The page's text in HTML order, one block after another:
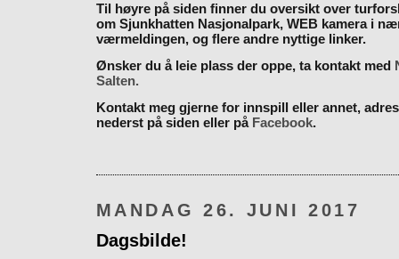
Til høyre på siden finner du oversikt over
om Sjunkhatten Nasjonalpark, WEB kamera i
værmeldingen, og flere andre nyttige linker.
Ønsker du å leie plass der oppe, ta kontakt med
Salten.
Kontakt meg gjerne for innspill eller annet,
nederst på siden eller på Facebook.
MANDAG 26. JUNI 2017
Dagsbilde!